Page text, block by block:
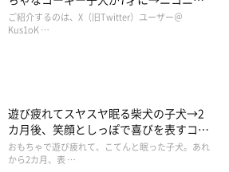
コ“コーギースマイル”が魅力のコに成
長！
ご紹介するのは、X（旧Twitter）ユーザー＠
Kus1oK …
遊び疲れてスヤスヤ眠る柴犬の子犬→2
カ月後、笑顔としっぽで喜びを表すコに
成長！
おもちゃで遊び疲れて、こてんと眠った子犬。あれ
から2カ月、表 …